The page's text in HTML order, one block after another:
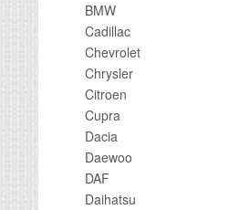
BMW
Cadillac
Chevrolet
Chrysler
Citroen
Cupra
Dacia
Daewoo
DAF
Daihatsu